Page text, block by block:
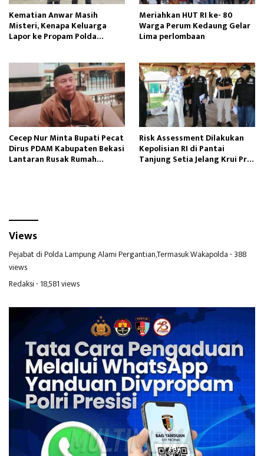
Kematian Anwar Masih
Misteri, Kenapa Keluarga
Lapor ke Propam Polda
Meriahkan HUT RI ke- 80
Warga Perum Kedaung Gelar
Lima perlombaan
Cecep Nur Minta Bupati Pecat
Dirus PDAM Kabupaten Bekasi
Lantaran Rusak Rumah
Risk Assessment Dilakukan
Kepolisian RI di Pantai
Tanjung Setia Jelang Krui Pro
Views
Pejabat di Polda Lampung Alami Pergantian,Termasuk Wakapolda- 388
views
Redaksi- 18,581 views